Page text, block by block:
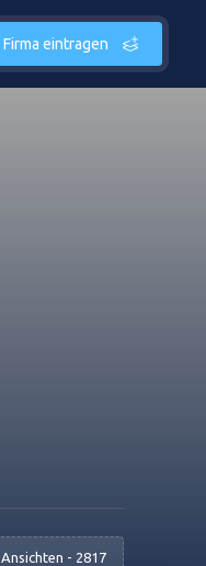
Firma eintragen
Ansichten - 2817